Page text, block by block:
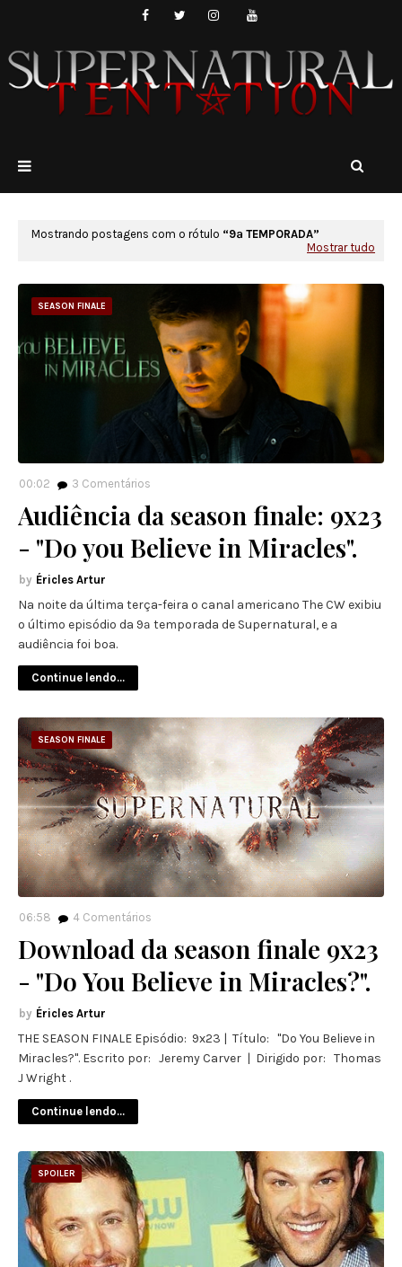
Mostrando postagens com o rótulo
9ª TEMPORADA
Mostrar tudo
SEASON FINALE
00:02 3 Comentários
Audiência da season finale: 9x23
- "Do you Believe in Miracles".
Éricles Artur
Na noite da última terça-feira o canal americano The CW exibiu
o último episódio da 9ª temporada de Supernatural, e a
audiência foi boa.
Continue lendo...
SEASON FINALE
06:58 4 Comentários
Download da season finale 9x23
- "Do You Believe in Miracles?".
Éricles Artur
THE SEASON FINALE Episódio: 9x23 | Título: "Do You Believe in
Miracles?". Escrito por: Jeremy Carver | Dirigido por: Thomas
J Wright .
Continue lendo...
SPOILER